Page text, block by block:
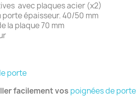
avec plaques acier (x2)
porte épaisseur. 40/50 mm
la plaque 70 mm
porte
facilement vos poignées de porte